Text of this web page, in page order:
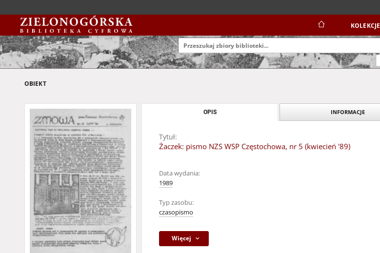
KOLEKCJE
OBIEKT
OPIS INFORMACJE
Tytuł:
Żaczek: pismo NZS WSP Częstochowa, nr 5 (kwiecień '89)
Data wydania:
1989
Typ zasobu:
czasopismo
Więcej